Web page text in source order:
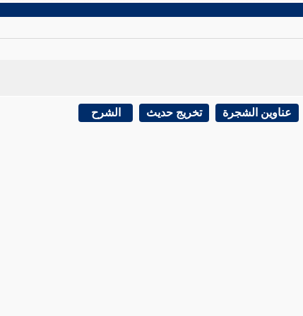
عناوين الشجرة تخريج حديث الشرح